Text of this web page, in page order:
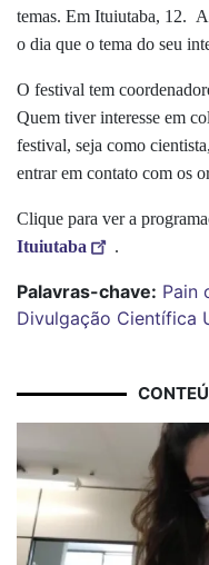
temas. Em Ituiutaba, 12.
o dia que o tema do seu
O festival tem
Quem tiver interesse em
festival, seja como
entrar em contato com os
Clique para ver a
Ituiutaba
.
Palavras-chave: Pain
Divulgação Científica